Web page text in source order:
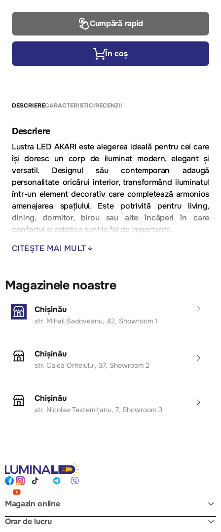
Cumpără rapid
În coș
DESCRIERECARACTERISTICIRECENZII
Descriere
Lustra LED AKARI este alegerea ideală pentru cei care
își doresc un corp de iluminat modern, elegant și
versatil. Designul său contemporan adaugă
personalitate oricărui interior, transformând iluminatul
într-un element decorativ care completează armonios
amenajarea spațiului. Este potrivită pentru living,
dining, dormitor, birou sau alte încăperi în care
confortul și estetica sunt la fel de importante.
Cu o putere de 50W și tehnologie LED integrată, lustra
îndelungată. Temperatura de culoare reglabilă între
de momentul zilei și de atmosfera dorită. Lumina caldă
creează un ambient relaxant și primitor, în timp ce
Prin combinația dintre funcționalitate, eficiență și
aspect elegant pe termen lung.
CITEȘTE MAI MULT
Magazinele noastre
Chișinău
str. Mihail Sadoveanu, 42, Showroom 1
Chișinău
str. Calea Orheiului, 37, Showroom 2
Chișinău
str. Nicolae Testemițanu, 7, Showroom 3
Magazin online
Orar de lucru